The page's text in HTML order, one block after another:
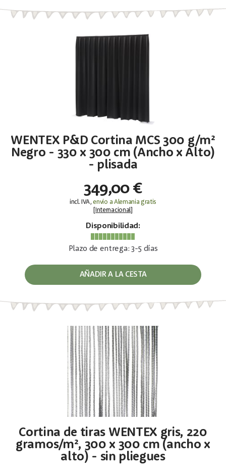
WENTEX P&D Cortina MCS 300 g/m²
Negro - 330 x 300 cm (Ancho x Alto)
- plisada
349,00 €
incl. IVA,envío a Alemania gratis
Internacional]
Disponibilidad:
Plazo de entrega: 3-5 días
AÑADIR A LA CESTA
Cortina de tiras WENTEX gris, 220
gramos/m², 300 x 300 cm (ancho x
alto) - sin pliegues